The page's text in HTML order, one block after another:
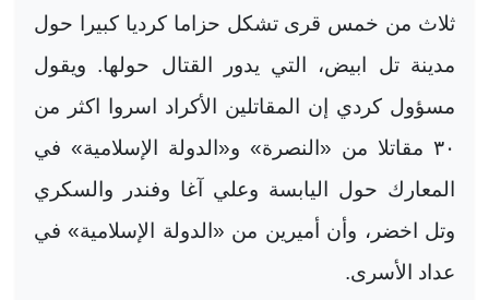
ثلاث من خمس قرى تشكل حزاما كرديا كبيرا حول
مدينة تل ابيض، التي يدور القتال حولها. ويقول
مسؤول كردي إن المقاتلين الأكراد اسروا اكثر من
٣٠ مقاتلا من «النصرة» و«الدولة الإسلامية» في
المعارك حول اليابسة وعلي آغا وفندر والسكري
وتل اخضر، وأن أميرين من «الدولة الإسلامية» في
عداد الأسرى.